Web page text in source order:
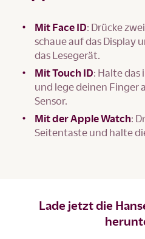
Mit Face ID: Drücke
schaue auf das Display
das Lesegerät.
Mit Touch ID: Halte das
und lege deinen Finger
Sensor.
Mit der Apple Watch:
Seitentaste und halte
Lade jetzt die